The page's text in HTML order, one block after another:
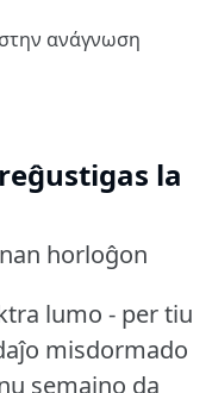
ανάγνωση
la
horloĝon
lumo - per tiu
misdormado
semajno da